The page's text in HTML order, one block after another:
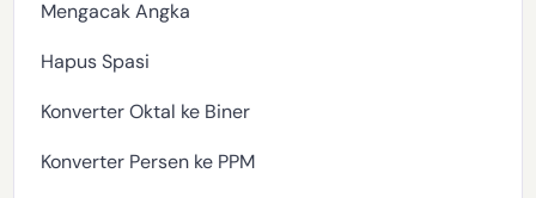
Mengacak Angka
Hapus Spasi
Konverter Oktal ke Biner
Konverter Persen ke PPM